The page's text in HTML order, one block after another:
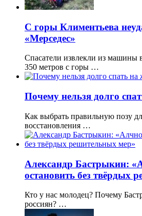
С горы Климентьева
«Мерседес»
Спасатели извлекли из машины
350 метров с горы …
Почему нельзя долго
Как выбрать правильную позу
восстановления …
Александр Бастрыкин:
остановить без твёрдых
Кто у нас молодец? Почему
россиян? …